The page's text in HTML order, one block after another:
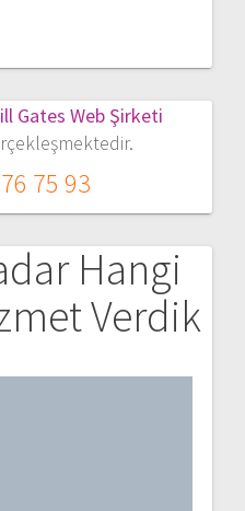
Gates Web Şirketi
75 93
Hangi
Verdik